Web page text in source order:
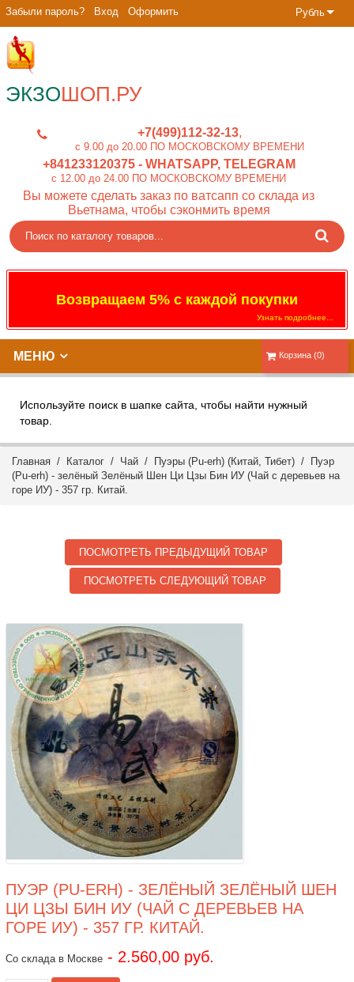
Рубль
Забыли пароль? Вход Оформить
ЭКЗОШОП.РУ
+7(499)112-32-13
c 9.00 до 20.00 ПО МОСКОВСКОМУ ВРЕМЕНИ
+841233120375- WHATSAPP, TELEGRAM
c 12.00 до 24.00 ПО МОСКОВСКОМУ ВРЕМЕНИ
Вы можете сделать заказ по ватсапп со склада из
Вьетнама, чтобы сэконмить время
Возвращаем 5% с каждой покупки
Узнать подробнее...
Корзина (0)
МЕНЮ
Используйте поиск в шапке сайта, чтобы найти нужный
товар.
Главная / Каталог / Чай / Пуэры (Pu-erh) (Китай, Тибет) / Пуэр
(Pu-erh) - зелёный Зелёный Шен Ци Цзы Бин ИУ (Чай с деревьев на
горе ИУ) - 357 гр. Китай.
ПОСМОТРЕТЬ ПРЕДЫДУЩИЙ ТОВАР
ПОСМОТРЕТЬ СЛЕДУЮЩИЙ ТОВАР
ПУЭР (PU-ERH) - ЗЕЛЁНЫЙ ЗЕЛЁНЫЙ ШЕН
ЦИ ЦЗЫ БИН ИУ (ЧАЙ С ДЕРЕВЬЕВ НА
ГОРЕ ИУ) - 357 ГР. КИТАЙ.
Со склада в Москве- 2.560,00 руб.